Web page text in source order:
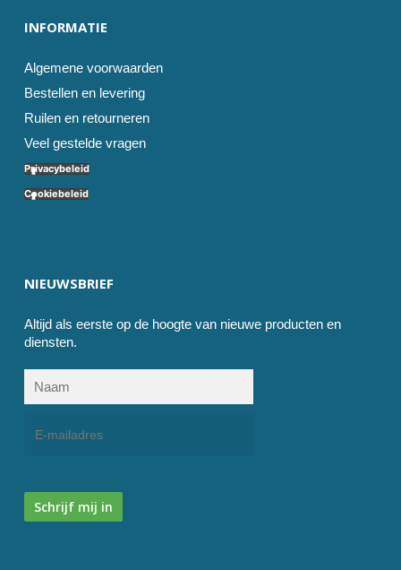
INFORMATIE
Algemene voorwaarden
Bestellen en levering
Ruilen en retourneren
Veel gestelde vragen
Privacybeleid
Cookiebeleid
NIEUWSBRIEF
Altijd als eerste op de hoogte van nieuwe producten en
diensten.
Schrijf mij in